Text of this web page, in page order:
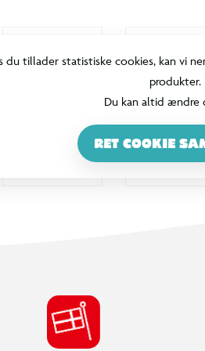
du tillader statistiske cookies, kan vi
produkter.
Du kan altid ændre
RET COOKIE